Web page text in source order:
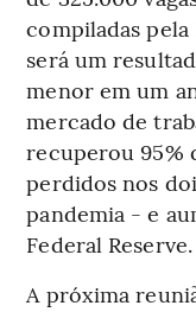
compiladas
será um
menor em um
mercado de
recuperou 95%
perdidos nos
pandemia - e
Federal Reserve.
A próxima